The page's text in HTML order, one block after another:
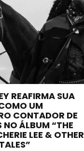
REAFIRMA SUA
UM
CONTADOR DE
NO ÁLBUM “THE
LEE & OTHER